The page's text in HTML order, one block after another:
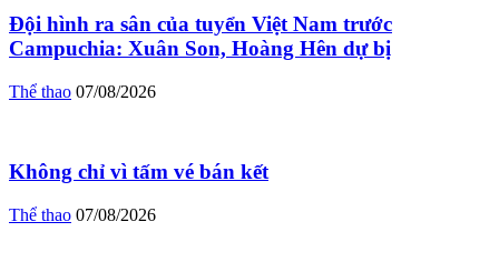
Đội hình ra sân của tuyển Việt Nam trước
Campuchia: Xuân Son, Hoàng Hên dự bị
Thể thao 07/08/2026
Không chỉ vì tấm vé bán kết
Thể thao 07/08/2026